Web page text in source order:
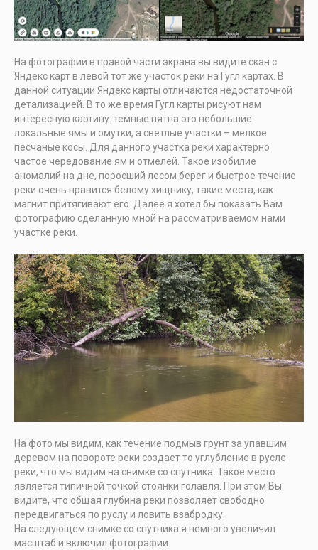
На фотографии в правой части экрана вы видите скан с
Яндекс карт в левой тот же участок реки на Гугл картах. В
данной ситуации Яндекс карты отличаются недостаточной
детализацией. В то же время Гугл карты рисуют нам
интересную картину: темные пятна это небольшие
локальные ямы и омутки, а светлые участки – мелкое
песчаные косы. Для данного участка реки характерно
частое чередование ям и отмелей. Такое изобилие
аномалий на дне, поросший лесом берег и быстрое течение
реки очень нравится белому хищнику, такие места, как
магнит притягивают его. Далее я хотел бы показать Вам
фотографию сделанную мной на рассматриваемом нами
участке реки.
На фото мы видим, как течение подмыв грунт за упавшим
деревом на повороте реки создает то углубление в русле
реки, что мы видим на снимке со спутника. Такое место
является типичной точкой стоянки голавля. При этом Вы
видите, что общая глубина реки позволяет свободно
передвигаться по руслу и ловить взабродку.
На следующем снимке со спутника я немного увеличил
масштаб и включил фотографии.